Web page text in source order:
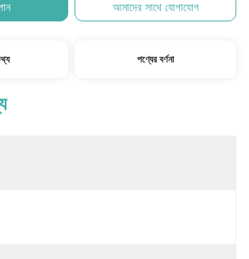
আমাদের সাথে যোগাযোগ
পণ্যের বর্ণনা